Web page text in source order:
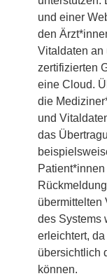
und einer
den
Vitaldaten an
zertifizierten
eine Cloud.
die
und
das
übermittelten
des Systems
erleichtert,
übersichtlich
können.